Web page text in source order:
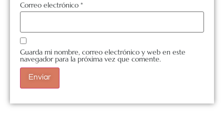
Correo electrónico *
Guarda mi nombre, correo electrónico y web en este
navegador para la próxima vez que comente.